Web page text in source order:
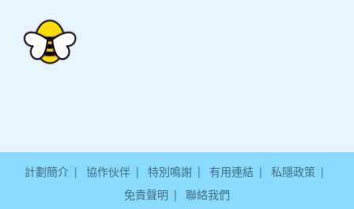
計劃簡介 協作伙伴 特別鳴謝 有用連結
私隱政策
免責聲明
聯絡我們